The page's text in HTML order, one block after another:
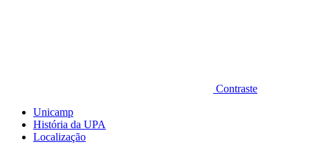
Contraste
Unicamp
História da UPA
Localização